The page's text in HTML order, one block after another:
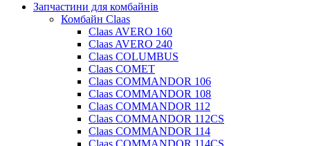
Запчастини для комбайнів
Комбайн Claas
Claas AVERO 160
Claas AVERO 240
Claas COLUMBUS
Claas COMET
Claas COMMANDOR 106
Claas COMMANDOR 108
Claas COMMANDOR 112
Claas COMMANDOR 112CS
Claas COMMANDOR 114
Claas COMMANDOR 114CS